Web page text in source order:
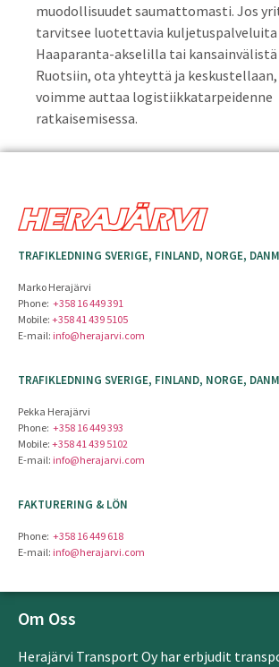
muodollisuudet saumattomasti. Jos
tarvitsee luotettavia
Haaparanta-akselilla tai
Ruotsiin, ota yhteyttä ja keskustellaan,
voimme auttaa logistiikkatarpeidenne
ratkaisemisessa.
TRAFIKLEDNING SVERIGE, FINLAND, NORGE,
Marko Herajärvi
Phone: +358 16 449 391
Mobile: +358 41 439 5105
E-mail: info@herajarvi.com
TRAFIKLEDNING SVERIGE, FINLAND, NORGE,
Pekka Herajärvi
Phone: +358 16 449 393
Mobile: +358 41 439 5102
E-mail: info@herajarvi.com
FAKTURERING & LÖN
Phone: +358 16 449 618
E-mail: info@herajarvi.com
Om Oss
Herajärvi Transport Oy har erbjudit